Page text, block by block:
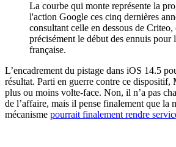
La courbe qui monte représente la
l'action Google ces cinq dernières
consultant celle en dessous de Criteo,
précisément le début des ennuis pour
française.
L’encadrement du pistage dans iOS 14.5
résultat. Parti en guerre contre ce
plus ou moins volte-face. Non, il n’a pas
de l’affaire, mais il pense finalement que la
mécanisme pourrait finalement rendre